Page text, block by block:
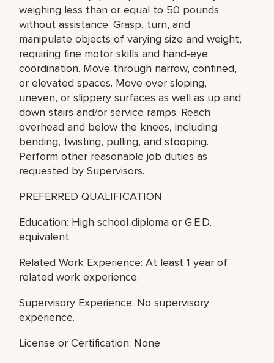
weighing less than or equal to 50 pounds
without assistance. Grasp, turn, and
manipulate objects of varying size and weight,
requiring fine motor skills and hand-eye
coordination. Move through narrow, confined,
or elevated spaces. Move over sloping,
uneven, or slippery surfaces as well as up and
down stairs and/or service ramps. Reach
overhead and below the knees, including
bending, twisting, pulling, and stooping.
Perform other reasonable job duties as
requested by Supervisors.
PREFERRED QUALIFICATION
Education: High school diploma or G.E.D.
equivalent.
Related Work Experience: At least 1 year of
related work experience.
Supervisory Experience: No supervisory
experience.
License or Certification: None